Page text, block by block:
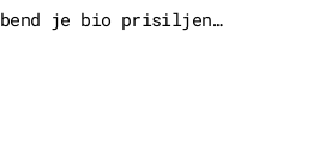
bend je bio prisiljen